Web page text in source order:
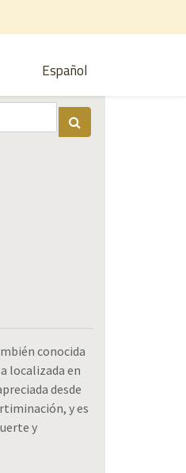
Español
conocida
localizada en
desde
y es
y